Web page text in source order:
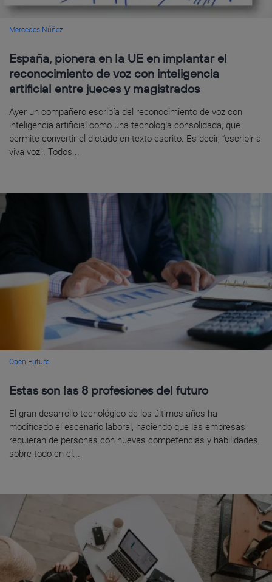
Mercedes Núñez
España, pionera en la UE en implantar el
reconocimiento de voz con inteligencia
artificial entre jueces y magistrados
Ayer un compañero escribía del reconocimiento de voz con
inteligencia artificial como una tecnología consolidada, que
permite convertir el dictado en texto escrito. Es decir, “escribir a
viva voz”. Todos...
Open Future
Estas son las 8 profesiones del futuro
El gran desarrollo tecnológico de los últimos años ha
modificado el escenario laboral, haciendo que las empresas
requieran de personas con nuevas competencias y habilidades,
sobre todo en el...